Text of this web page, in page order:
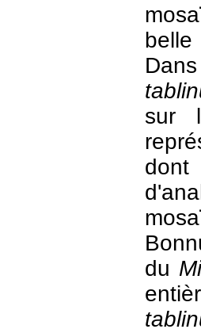
belle
sur
dont
du